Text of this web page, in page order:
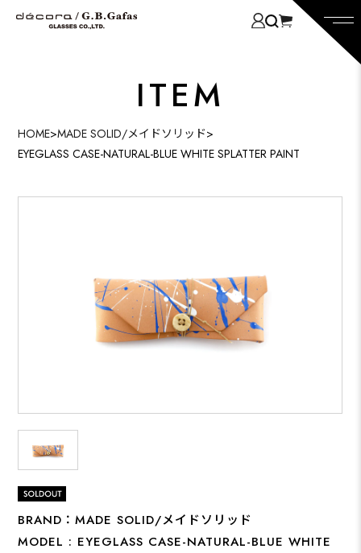
ITEM
HOME>MADE SOLID/メイドソリッド>
EYEGLASS CASE-NATURAL-BLUE WHITE SPLATTER PAINT
BRAND：MADE SOLID/メイドソリッド
MODEL : EYEGLASS CASE-NATURAL-BLUE WHITE